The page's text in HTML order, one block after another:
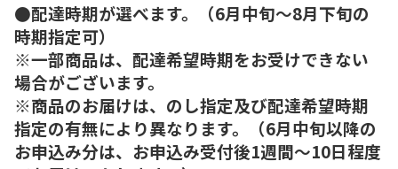
●配達時期が選べます。（6月中旬～8月下旬の
時期指定可）
※一部商品は、配達希望時期をお受けできない
場合がございます。
※商品のお届けは、のし指定及び配達希望時期
指定の有無により異なります。（6月中旬以降の
お申込み分は、お申込み受付後1週間～10日程度